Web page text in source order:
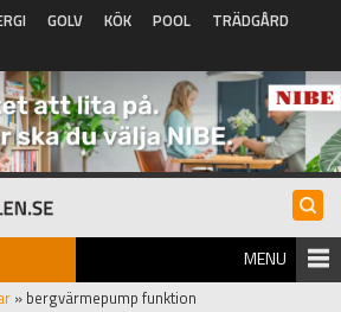
GOLV KÖK POOL
TRÄDGÅRD
MENU
» bergvärmepump funktion